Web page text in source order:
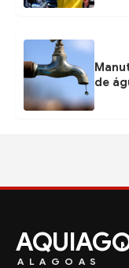
de
AQUIAG
ALAGOAS